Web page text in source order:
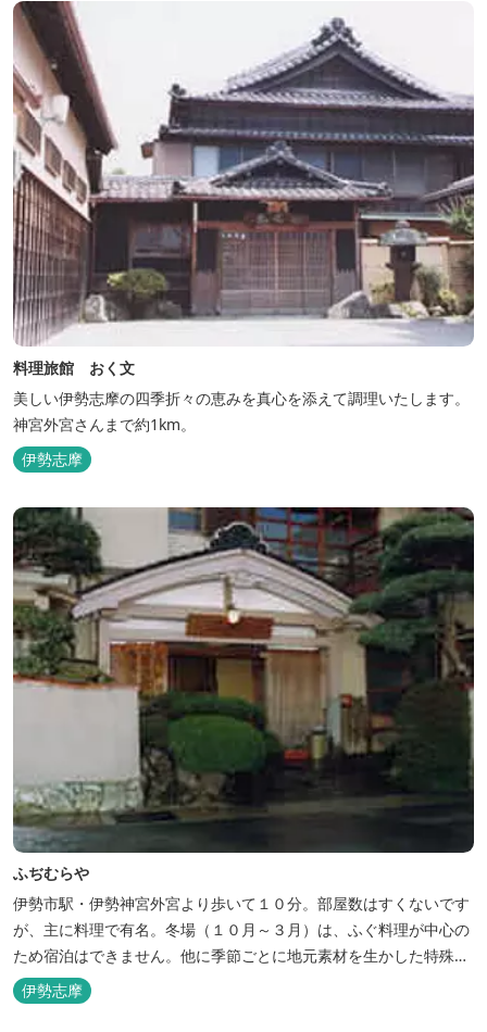
料理旅館 おく文
美しい伊勢志摩の四季折々の恵みを真心を添えて調理いたします。
神宮外宮さんまで約1km。
伊勢志摩
ふぢむらや
伊勢市駅・伊勢神宮外宮より歩いて１０分。部屋数はすくないです
が、主に料理で有名。冬場（１０月～３月）は、ふぐ料理が中心の
ため宿泊はできません。他に季節ごとに地元素材を生かした特殊料
理もお楽しみ頂けます。
伊勢志摩